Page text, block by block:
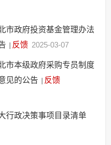
市政府投资基金管理办法
| 反馈 2025-03-07
市本级政府采购专员制度
见的公告 | 反馈
行政决策事项目录清单